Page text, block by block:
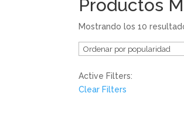
Productos
Mostrando los 10
Active Filters:
Clear Filters